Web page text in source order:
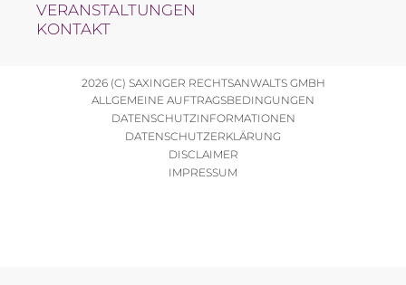
VERANSTALTUNGEN
KONTAKT
2026 (C) SAXINGER RECHTSANWALTS GMBH
ALLGEMEINE AUFTRAGSBEDINGUNGEN
DATENSCHUTZINFORMATIONEN
DATENSCHUTZERKLÄRUNG
DISCLAIMER
IMPRESSUM